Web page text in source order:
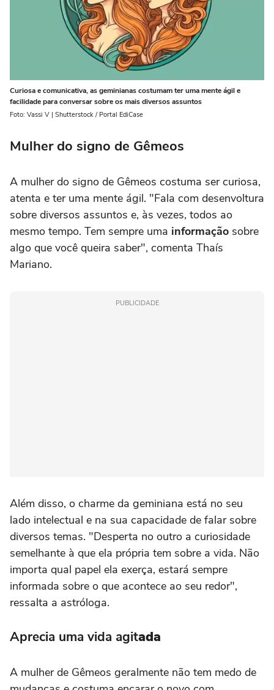
Curiosa e comunicativa, as geminianas costumam ter uma mente ágil e
facilidade para conversar sobre os mais diversos assuntos
Foto: Vassi V | Shutterstock / Portal EdiCase
Mulher do signo de Gêmeos
A mulher do signo de Gêmeos costuma ser curiosa,
atenta e ter uma mente ágil. "Fala com desenvoltura
sobre diversos assuntos e, às vezes, todos ao
mesmo tempo. Tem sempre uma informação sobre
algo que você queira saber", comenta Thaís
Mariano.
PUBLICIDADE
Além disso, o charme da geminiana está no seu
lado intelectual e na sua capacidade de falar sobre
diversos temas. "Desperta no outro a curiosidade
semelhante à que ela própria tem sobre a vida. Não
importa qual papel ela exerça, estará sempre
informada sobre o que acontece ao seu redor",
ressalta a astróloga.
Aprecia uma vida agitada
A mulher de Gêmeos geralmente não tem medo de